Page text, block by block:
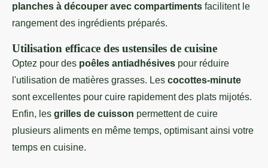
planches à découper avec compartiments facilitent le
rangement des ingrédients préparés.
Utilisation efficace des ustensiles de cuisine
Optez pour des poêles antiadhésives pour réduire
l'utilisation de matières grasses. Les cocottes-minute
sont excellentes pour cuire rapidement des plats mijotés.
Enfin, les grilles de cuisson permettent de cuire
plusieurs aliments en même temps, optimisant ainsi votre
temps en cuisine.